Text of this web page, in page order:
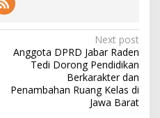
Next post
Anggota DPRD Jabar Raden
Tedi Dorong Pendidikan
Berkarakter dan
Penambahan Ruang Kelas di
Jawa Barat